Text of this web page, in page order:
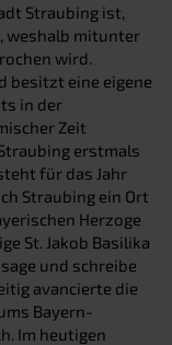
Straubing ist,
weshalb mitunter
wird.
besitzt eine eigene
in der
Zeit
erstmals
für das Jahr
Straubing ein Ort
Herzoge
St. Jakob Basilika
und schreibe
avancierte die
Bayern-
Im heutigen